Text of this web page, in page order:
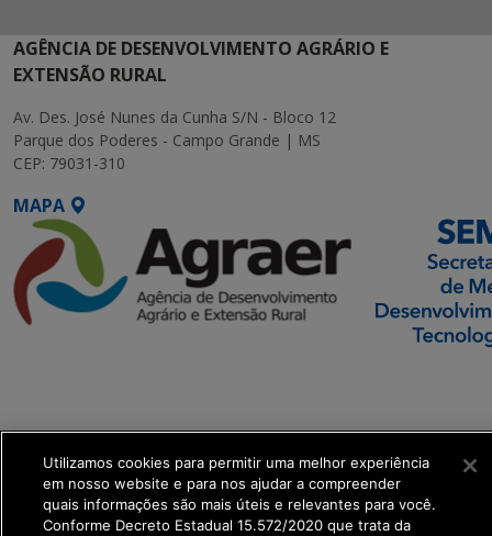
AGÊNCIA DE DESENVOLVIMENTO AGRÁRIO E
EXTENSÃO RURAL
Av. Des. José Nunes da Cunha S/N - Bloco 12
Parque dos Poderes - Campo Grande | MS
CEP: 79031-310
MAPA
Transformação Digital
get_footer();
Utilizamos cookies para permitir uma melhor experiência
em nosso website e para nos ajudar a compreender
quais informações são mais úteis e relevantes para você.
Conforme Decreto Estadual 15.572/2020 que trata da